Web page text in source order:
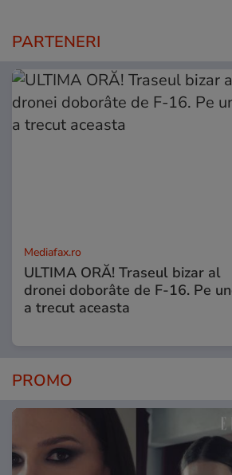
PARTENERI
Mediafax.ro
ULTIMA ORĂ! Traseul bizar al
dronei doborâte de F-16. Pe
a trecut aceasta
PROMO